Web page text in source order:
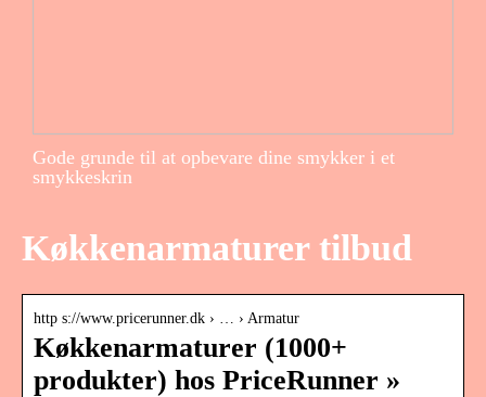
Gode grunde til at opbevare dine smykker i et
smykkeskrin
Køkkenarmaturer tilbud
http s://www.pricerunner.dk › … › Armatur
Køkkenarmaturer (1000+
produkter) hos PriceRunner »